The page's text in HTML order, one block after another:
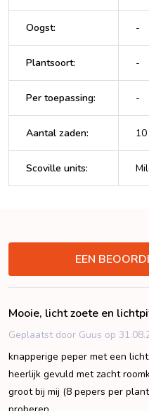
Oogst: -
Plantsoort: -
Per toepassing: -
Aantal zaden: 10
Scoville units:
EEN
Mooie, licht zoete en
Geplaatst door Guus op
knapperige peper met een
heerlijk gevuld met zacht
groot bij mij (8 pepers per